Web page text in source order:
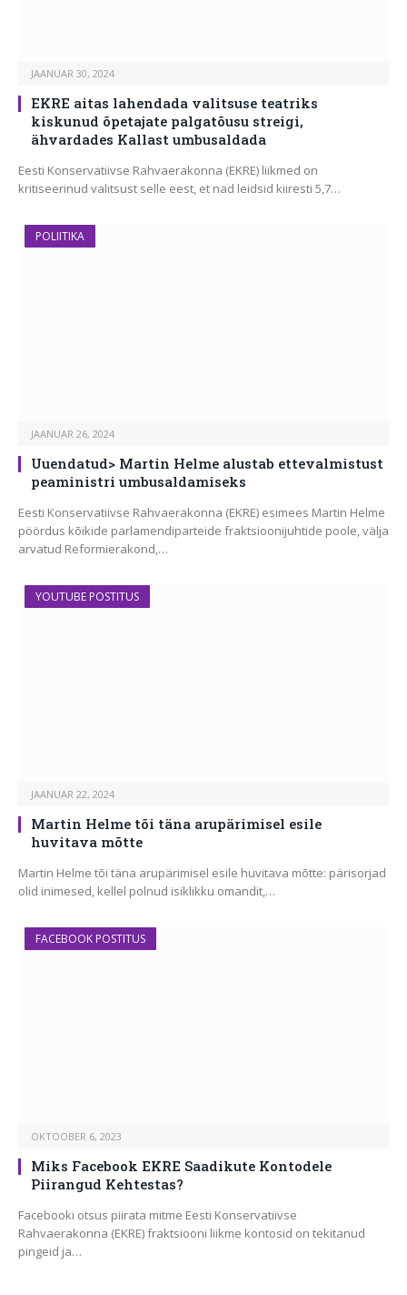
JAANUAR 30, 2024
EKRE aitas lahendada valitsuse teatriks
kiskunud õpetajate palgatõusu streigi,
ähvardades Kallast umbusaldada
Eesti Konservatiivse Rahvaerakonna (EKRE) liikmed on
kritiseerinud valitsust selle eest, et nad leidsid kiiresti 5,7…
POLIITIKA
JAANUAR 26, 2024
Uuendatud> Martin Helme alustab ettevalmistust
peaministri umbusaldamiseks
Eesti Konservatiivse Rahvaerakonna (EKRE) esimees Martin Helme
pöördus kõikide parlamendiparteide fraktsioonijuhtide poole, välja
arvatud Reformierakond,…
YOUTUBE POSTITUS
JAANUAR 22, 2024
Martin Helme tõi täna arupärimisel esile
huvitava mõtte
Martin Helme tõi täna arupärimisel esile huvitava mõtte: pärisorjad
olid inimesed, kellel polnud isiklikku omandit,…
FACEBOOK POSTITUS
OKTOOBER 6, 2023
Miks Facebook EKRE Saadikute Kontodele
Piirangud Kehtestas?
Facebooki otsus piirata mitme Eesti Konservatiivse
Rahvaerakonna (EKRE) fraktsiooni liikme kontosid on tekitanud
pingeid ja…